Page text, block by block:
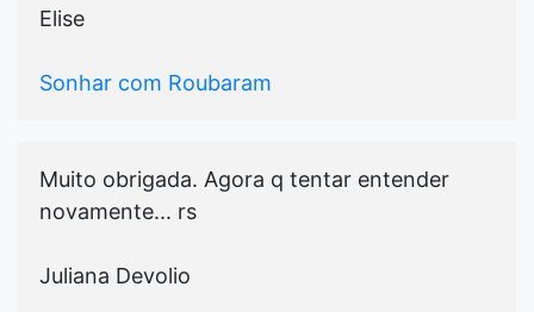
Elise
Sonhar com Roubaram
Muito obrigada. Agora q tentar entender
novamente... rs
Juliana Devolio